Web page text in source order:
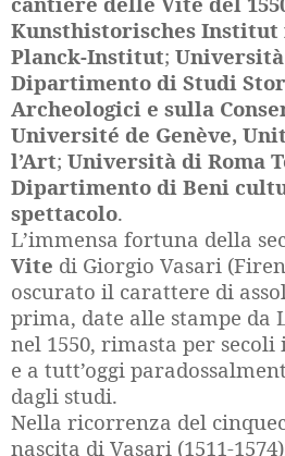
Kunsthistorisches Institut
Planck-Institut; Università
Dipartimento di Studi
Archeologici e sulla
Université de Genève,
l’Art; Università di Roma
Dipartimento di Beni
spettacolo.
L’immensa fortuna della
Vite di Giorgio Vasari
oscurato il carattere di
prima, date alle stampe da
nel 1550, rimasta per secoli
e a tutt’oggi
dagli studi.
Nella ricorrenza del
nascita di Vasari (1511-